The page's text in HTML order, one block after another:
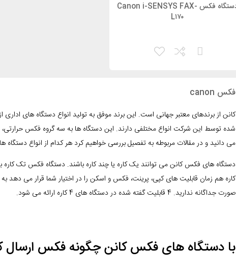
دستگاه فکس Canon i-SENSYS FAX-
L۱۷۰
فکس canon
کانن از برندهای معتبر جهانی است. این برند موفق به تولید انواع دستگاه های
شده توسط این شرکت انواع مختلفی دارند. این دستگاه ها به سه گروه فکس
می دانید و در مقالات مربوطه به تفصیل بررسی خواهیم کرد هر کدام از انواع
دستگاه های فکس کانن می توانند یک کاره یا چند کاره باشند. دستگاه فکس تک
کاره هم زمان قابلیت های کپی، پرینت، فکس و اسکن را در اختیار شما قرار می دهد به
صورت جداگانه ندارید. 4 قابلیت گفته شده در دستگاه های 4 کاره ارائه می شود.
با دستگاه های فکس کانن چگونه فکس ارسال